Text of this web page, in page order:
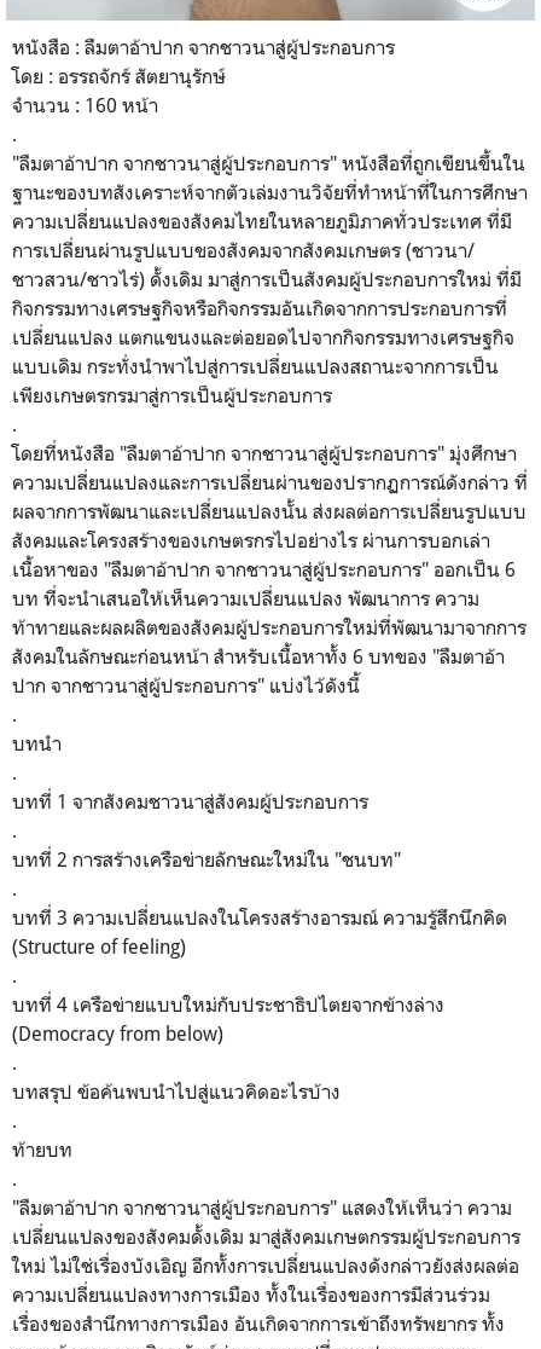
หนังสือ : ลืมตาอ้าปาก จากชาวนาสู่ผู้ประกอบการ
โดย : อรรถจักร์ สัตยานุรักษ์
จำนวน : 160 หน้า
.
"ลืมตาอ้าปาก จากชาวนาสู่ผู้ประกอบการ" หนังสือที่ถูกเขียนขึ้นใน
ฐานะของบทสังเคราะห์จากตัวเล่มงานวิจัยที่ทำหน้าที่ในการศึกษา
ความเปลี่ยนแปลงของสังคมไทยในหลายภูมิภาคทั่วประเทศ ที่มี
การเปลี่ยนผ่านรูปแบบของสังคมจากสังคมเกษตร (ชาวนา/
ชาวสวน/ชาวไร่) ดั้งเดิม มาสู่การเป็นสังคมผู้ประกอบการใหม่ ที่มี
กิจกรรมทางเศรษฐกิจหรือกิจกรรมอันเกิดจากการประกอบการที่
เปลี่ยนแปลง แตกแขนงและต่อยอดไปจากกิจกรรมทางเศรษฐกิจ
แบบเดิม กระทั่งนำพาไปสู่การเปลี่ยนแปลงสถานะจากการเป็น
เพียงเกษตรกรมาสู่การเป็นผู้ประกอบการ
.
โดยที่หนังสือ "ลืมตาอ้าปาก จากชาวนาสู่ผู้ประกอบการ" มุ่งศึกษา
ความเปลี่ยนแปลงและการเปลี่ยนผ่านของปรากฏการณ์ดังกล่าว ที่
ผลจากการพัฒนาและเปลี่ยนแปลงนั้น ส่งผลต่อการเปลี่ยนรูปแบบ
สังคมและโครงสร้างของเกษตรกรไปอย่างไร ผ่านการบอกเล่า
เนื้อหาของ "ลืมตาอ้าปาก จากชาวนาสู่ผู้ประกอบการ" ออกเป็น 6
บท ที่จะนำเสนอให้เห็นความเปลี่ยนแปลง พัฒนาการ ความ
ท้าทายและผลผลิตของสังคมผู้ประกอบการใหม่ที่พัฒนามาจากการ
สังคมในลักษณะก่อนหน้า สำหรับเนื้อหาทั้ง 6 บทของ "ลืมตาอ้า
ปาก จากชาวนาสู่ผู้ประกอบการ" แบ่งไว้ดังนี้
.
บทนำ
.
บทที่ 1 จากสังคมชาวนาสู่สังคมผู้ประกอบการ
.
บทที่ 2 การสร้างเครือข่ายลักษณะใหม่ใน "ชนบท"
.
บทที่ 3 ความเปลี่ยนแปลงในโครงสร้างอารมณ์ ความรู้สึกนึกคิด
(Structure of feeling)
.
บทที่ 4 เครือข่ายแบบใหม่กับประชาธิปไตยจากข้างล่าง
(Democracy from below)
.
บทสรุป ข้อค้นพบนำไปสู่แนวคิดอะไรบ้าง
.
ท้ายบท
.
"ลืมตาอ้าปาก จากชาวนาสู่ผู้ประกอบการ" แสดงให้เห็นว่า ความ
เปลี่ยนแปลงของสังคมดั้งเดิม มาสู่สังคมเกษตกรรมผู้ประกอบการ
ใหม่ ไม่ใช่เรื่องบังเอิญ อีกทั้งการเปลี่ยนแปลงดังกล่าวยังส่งผลต่อ
ความเปลี่ยนแปลงทางการเมือง ทั้งในเรื่องของการมีส่วนร่วม
เรื่องของสำนึกทางการเมือง อันเกิดจากการเข้าถึงทรัพยากร ทั้ง